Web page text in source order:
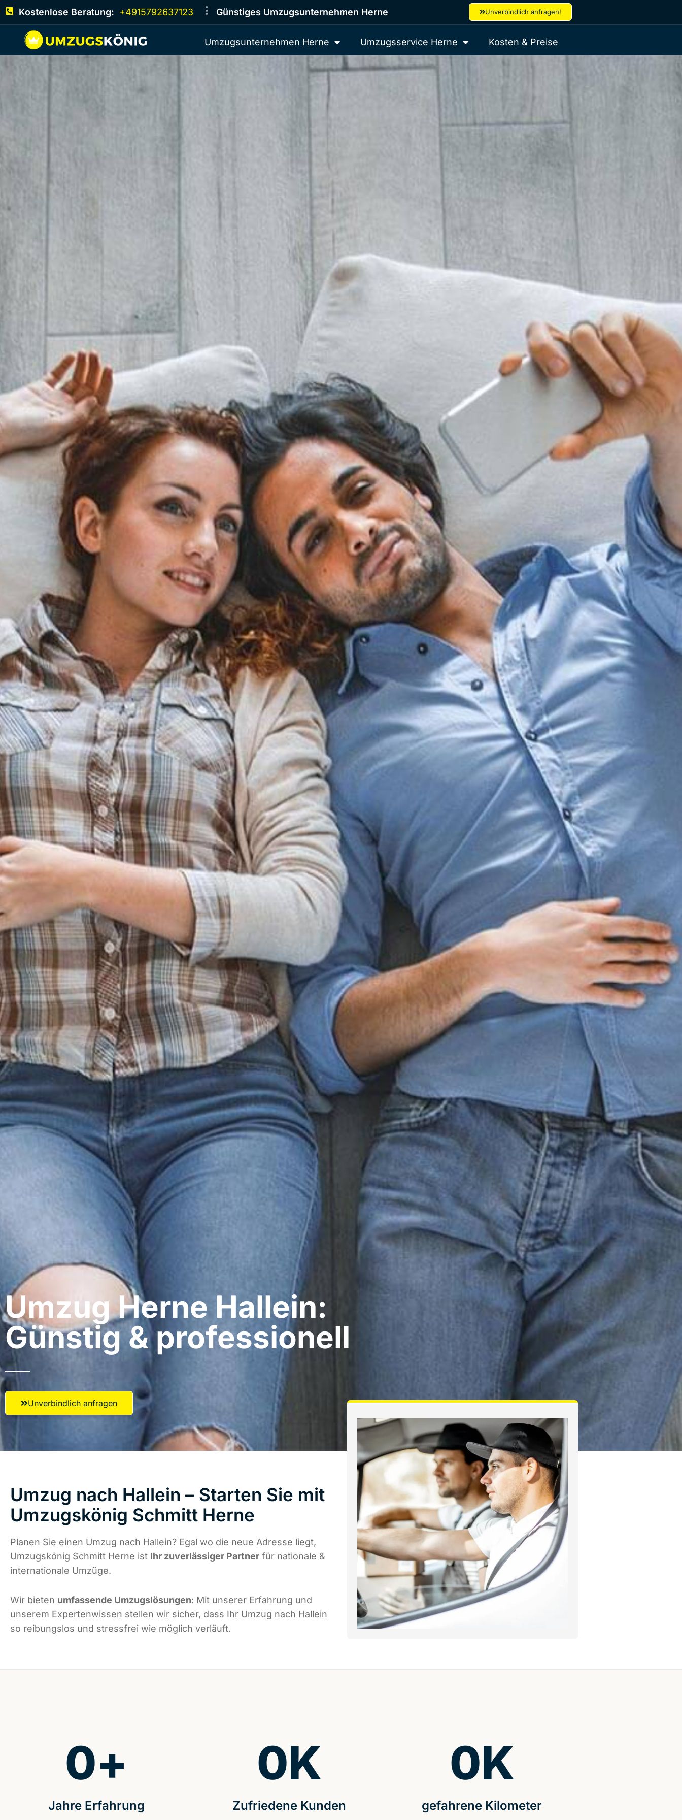
Kostenlose Beratung: +4915792637123 Günstiges Umzugsunternehmen Herne Unverbindlich anfragen!
Umzugsunternehmen Herne Umzugsservice Herne Kosten & Preise
Umzug Herne​ Hallein:
Günstig & professionell​
Unverbindlich anfragen
Umzug nach Hallein – Starten Sie mit
Umzugskönig Schmitt Herne
Planen Sie einen Umzug nach Hallein? Egal wo die neue Adresse liegt,
Umzugskönig Schmitt Herne ist Ihr zuverlässiger Partner für nationale &
internationale Umzüge.
Wir bieten umfassende Umzugslösungen: Mit unserer Erfahrung und
unserem Expertenwissen stellen wir sicher, dass Ihr Umzug nach Hallein
so reibungslos und stressfrei wie möglich verläuft.
Jahre Erfahrung
0+
Zufriedene Kunden
0K
gefahrene Kilometer
0K